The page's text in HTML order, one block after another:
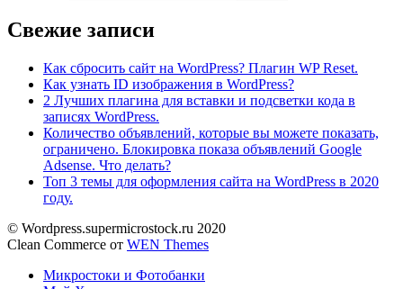
Свежие записи
Как сбросить сайт на WordPress? Плагин WP Reset.
Как узнать ID изображения в WordPress?
2 Лучших плагина для вставки и подсветки кода в
записях WordPress.
Количество объявлений, которые вы можете показать,
ограничено. Блокировка показа объявлений Google
Adsense. Что делать?
Топ 3 темы для оформления сайта на WordPress в 2020
году.
© Wordpress.supermicrostock.ru 2020
Clean Commerce от WEN Themes
Микростоки и Фотобанки